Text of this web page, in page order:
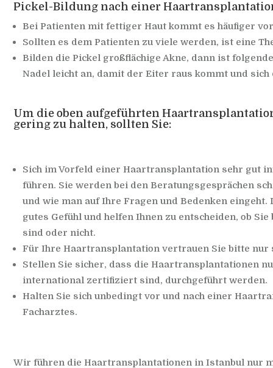
Pickel-Bildung nach einer
Bei Patienten mit fettiger Haut kommt es häufiger
Sollten es dem Patienten zu viele werden, ist eine
Bilden die Pickel großflächige Akne, dann ist
Nadel leicht an, damit der Eiter raus kommt und sich
Um die oben aufgeführten
gering zu halten, sollten Sie:
Sich im Vorfeld einer Haartransplantation sehr gut
führen. Sie werden bei den Beratungsgesprächen
und wie man auf Ihre Fragen und Bedenken
gutes Gefühl und helfen Ihnen zu entscheiden, ob
sind oder nicht.
Für Ihre Haartransplantation vertrauen Sie bitte nur
Stellen Sie sicher, dass die Haartransplantationen
international zertifiziert sind, durchgeführt werden.
Halten Sie sich unbedingt vor und nach einer
Facharztes.
Wir führen die Haartransplantationen in Istanbul nur